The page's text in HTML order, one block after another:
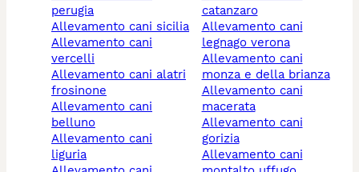
perugia
allevamento cani sicilia
allevamento cani
vercelli
allevamento cani alatri
frosinone
allevamento cani
belluno
allevamento cani
liguria
catanzaro
allevamento cani
legnago verona
allevamento cani
monza e della brianza
allevamento cani
macerata
allevamento cani
gorizia
allevamento cani